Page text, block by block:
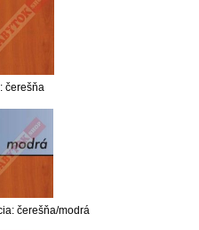
čerešňa
čerešňa/modrá